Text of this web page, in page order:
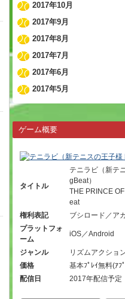
2017年10月
2017年9月
2017年8月
2017年7月
2017年6月
2017年5月
ゲーム概要
タイトル
テニラビ（新テ
gBeat）
THE PRINCE
eat
権利表記
ブシロード／ア
プラットフォ
ーム
iOS／Android
ジャンル
リズムアクショ
価格
基本ﾌﾟﾚｲ無料(ｱﾌ
配信日
2017年配信予定